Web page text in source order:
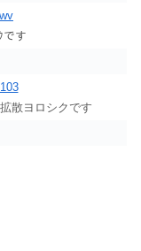
です
散ヨロシクです